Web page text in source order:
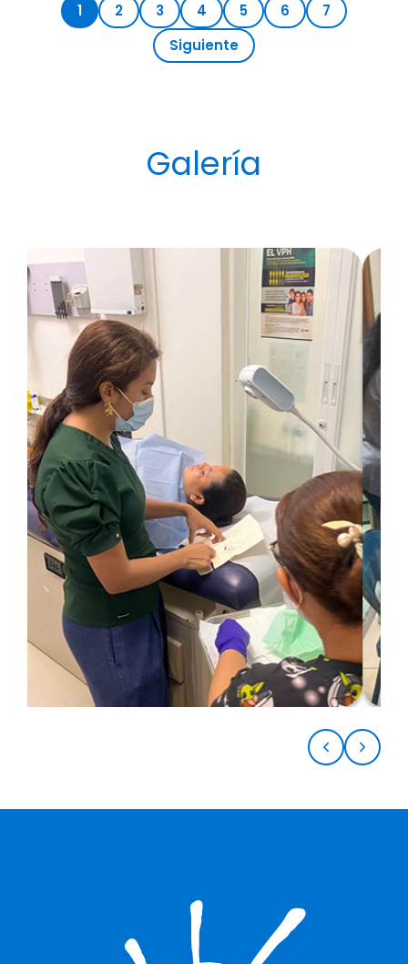
1
2 3 4 5 6
7
Siguiente
Galería